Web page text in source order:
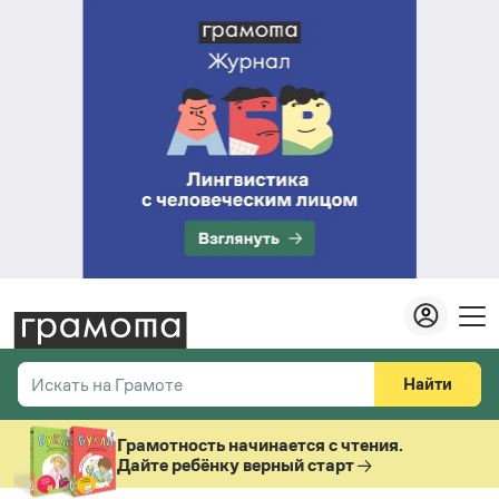
Искать на Грамоте
Справочная служба
Найти
Везде